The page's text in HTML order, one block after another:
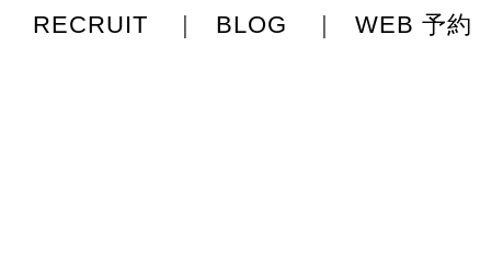
RECRUIT
| BLOG | WEB 予約